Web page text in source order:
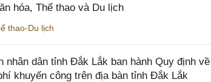
hóa, Thể thao và Du lịch
thao-Du lịch
nhân dân tỉnh Đắk Lắk ban hành Quy định
khuyến công trên địa bàn tỉnh Đắk Lắk